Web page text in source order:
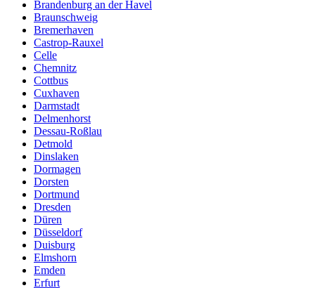
Brandenburg an der Havel
Braunschweig
Bremerhaven
Castrop-Rauxel
Celle
Chemnitz
Cottbus
Cuxhaven
Darmstadt
Delmenhorst
Dessau-Roßlau
Detmold
Dinslaken
Dormagen
Dorsten
Dortmund
Dresden
Düren
Düsseldorf
Duisburg
Elmshorn
Emden
Erfurt